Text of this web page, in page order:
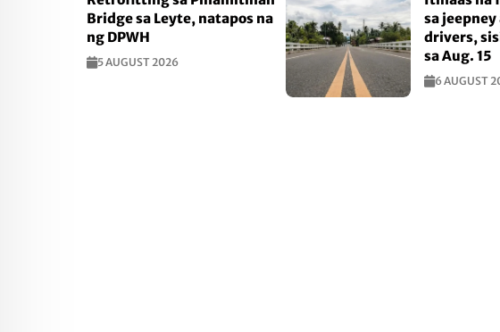
Bridge sa Leyte, natapos na
ng DPWH
5 AUGUST 2026
sa jeepney
drivers,
sa Aug. 15
6 AUGUST